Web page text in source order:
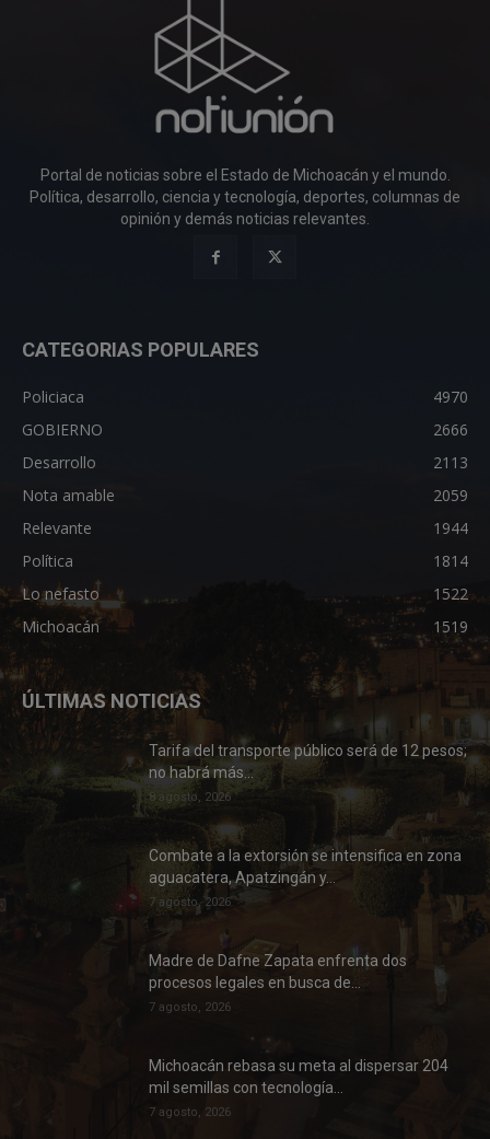
Portal de noticias sobre el Estado de Michoacán y el mundo.
Política, desarrollo, ciencia y tecnología, deportes, columnas de
opinión y demás noticias relevantes.
CATEGORIAS POPULARES
Policiaca
4970
GOBIERNO
2666
Desarrollo
2113
Nota amable
2059
Relevante
1944
Política
1814
Lo nefasto
1522
Michoacán
1519
ÚLTIMAS NOTICIAS
Tarifa del transporte público será de 12 pesos;
no habrá más...
8 agosto, 2026
Combate a la extorsión se intensifica en zona
aguacatera, Apatzingán y...
7 agosto, 2026
Madre de Dafne Zapata enfrenta dos
procesos legales en busca de...
7 agosto, 2026
Michoacán rebasa su meta al dispersar 204
mil semillas con tecnología...
7 agosto, 2026